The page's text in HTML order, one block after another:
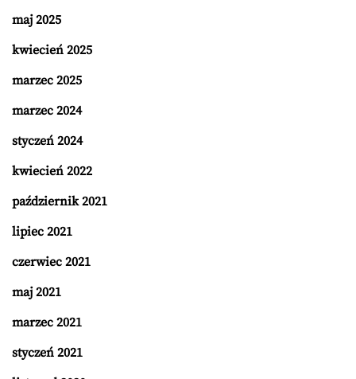
maj 2025
kwiecień 2025
marzec 2025
marzec 2024
styczeń 2024
kwiecień 2022
październik 2021
lipiec 2021
czerwiec 2021
maj 2021
marzec 2021
styczeń 2021